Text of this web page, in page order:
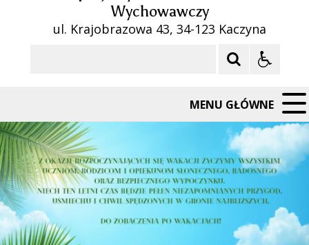
Wychowawczy
ul. Krajobrazowa 43, 34-123 Kaczyna
MENU GŁÓWNE